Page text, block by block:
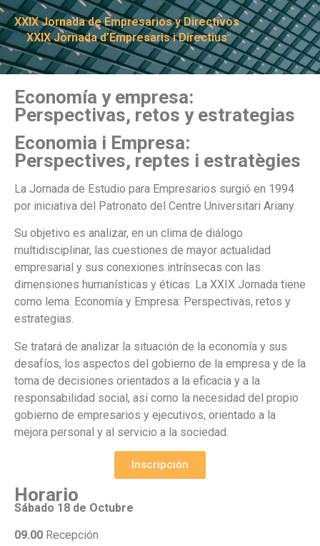
XXIX Jornada de Empresarios y Directivos
XXIX Jornada d’Empresaris i Directius
Economía y empresa:
Perspectivas, retos y estrategias
Economia i Empresa:
Perspectives, reptes i estratègies
La Jornada de Estudio para Empresarios surgió en 1994
por iniciativa del Patronato del Centre Universitari Ariany.
Su objetivo es analizar, en un clima de diálogo
multidisciplinar, las cuestiones de mayor actualidad
empresarial y sus conexiones intrínsecas con las
dimensiones humanísticas y éticas. La XXIX Jornada tiene
como lema: Economía y Empresa: Perspectivas, retos y
estrategias.
Se tratará de analizar la situación de la economía y sus
desafíos, los aspectos del gobierno de la empresa y de la
toma de decisiones orientados a la eficacia y a la
responsabilidad social, así como la necesidad del propio
gobierno de empresarios y ejecutivos, orientado a la
mejora personal y al servicio a la sociedad.
Inscripción
Horario
Sábado 18 de Octubre
09.00 Recepción